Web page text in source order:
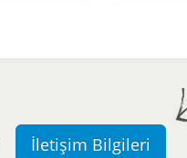
İletişim Bilgileri